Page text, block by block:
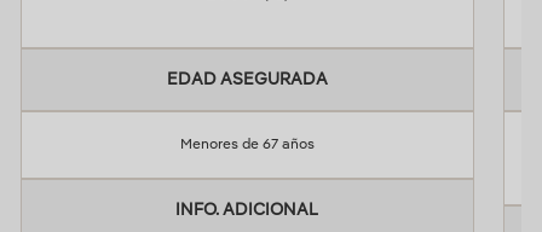
EDAD ASEGURADA
Menores de 67 años
INFO. ADICIONAL